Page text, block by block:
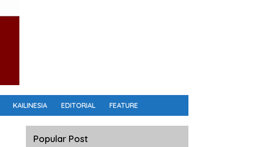
KAILINESIA EDITORIAL FEATURE
Popular Post